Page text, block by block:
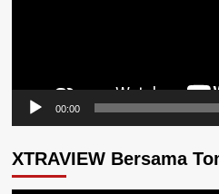
00:00
XTRAVIEW Bersama